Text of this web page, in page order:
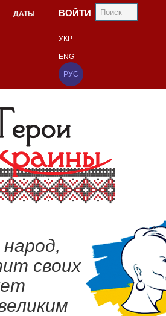
ДАТЫ ВОЙТИ
УКР
ENG
РУС
своих